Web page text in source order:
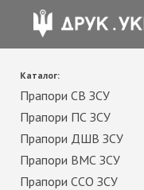
Каталог:
Прапори СВ ЗСУ
Прапори ПС ЗСУ
Прапори ДШВ ЗСУ
Прапори ВМС ЗСУ
Прапори ССО ЗСУ